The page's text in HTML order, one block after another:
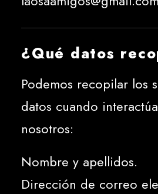
¿Qué datos
Podemos recopilar los
datos cuando
nosotros:
Nombre y apellidos.
Dirección de correo